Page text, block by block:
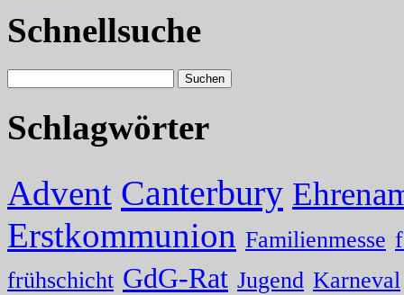
Schnellsuche
Schlagwörter
Advent Canterbury
Erstkommunion Familienmesse
frühschicht GdG-Rat Jugend Karneval